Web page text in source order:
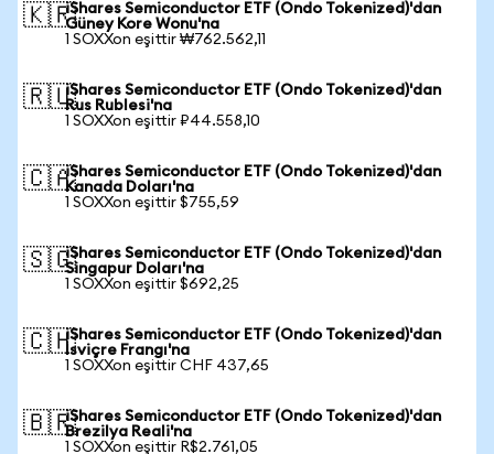
🇰🇷iShares Semiconductor ETF (Ondo Tokenized)'dan
Güney Kore Wonu'na
1 SOXXon eşittir ₩762.562,11
🇷🇺iShares Semiconductor ETF (Ondo Tokenized)'dan
Rus Rublesi'na
1 SOXXon eşittir ₽44.558,10
🇨🇦iShares Semiconductor ETF (Ondo Tokenized)'dan
Kanada Doları'na
1 SOXXon eşittir $755,59
🇸🇬iShares Semiconductor ETF (Ondo Tokenized)'dan
Singapur Doları'na
1 SOXXon eşittir $692,25
🇨🇭iShares Semiconductor ETF (Ondo Tokenized)'dan
İsviçre Frangı'na
1 SOXXon eşittir CHF 437,65
🇧🇷iShares Semiconductor ETF (Ondo Tokenized)'dan
Brezilya Reali'na
1 SOXXon eşittir R$2.761,05